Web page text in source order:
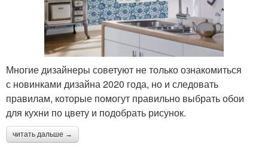
Многие дизайнеры советуют не только ознакомиться
с новинками дизайна 2020 года, но и следовать
правилам, которые помогут правильно выбрать обои
для кухни по цвету и подобрать рисунок.
читать дальше →